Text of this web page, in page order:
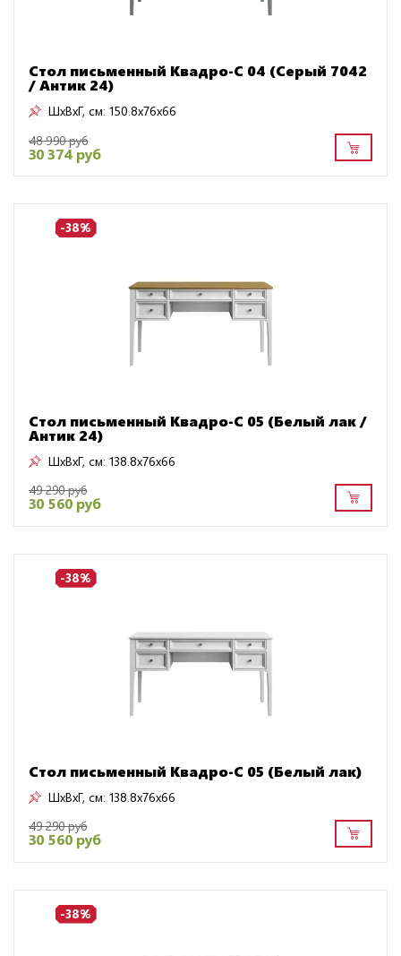
Стол письменный Квадро-С 04 (Серый 7042
/ Антик 24)
ШxВxГ, см: 150.8x76x66
48 990 руб
30 374 руб
-38%
Стол письменный Квадро-С 05 (Белый лак /
Антик 24)
ШxВxГ, см: 138.8x76x66
49 290 руб
30 560 руб
-38%
Стол письменный Квадро-С 05 (Белый лак)
ШxВxГ, см: 138.8x76x66
49 290 руб
30 560 руб
-38%